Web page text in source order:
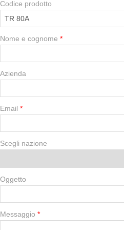
Codice prodotto
Nome e cognome
Azienda
Email
Scegli nazione
Oggetto
Messaggio